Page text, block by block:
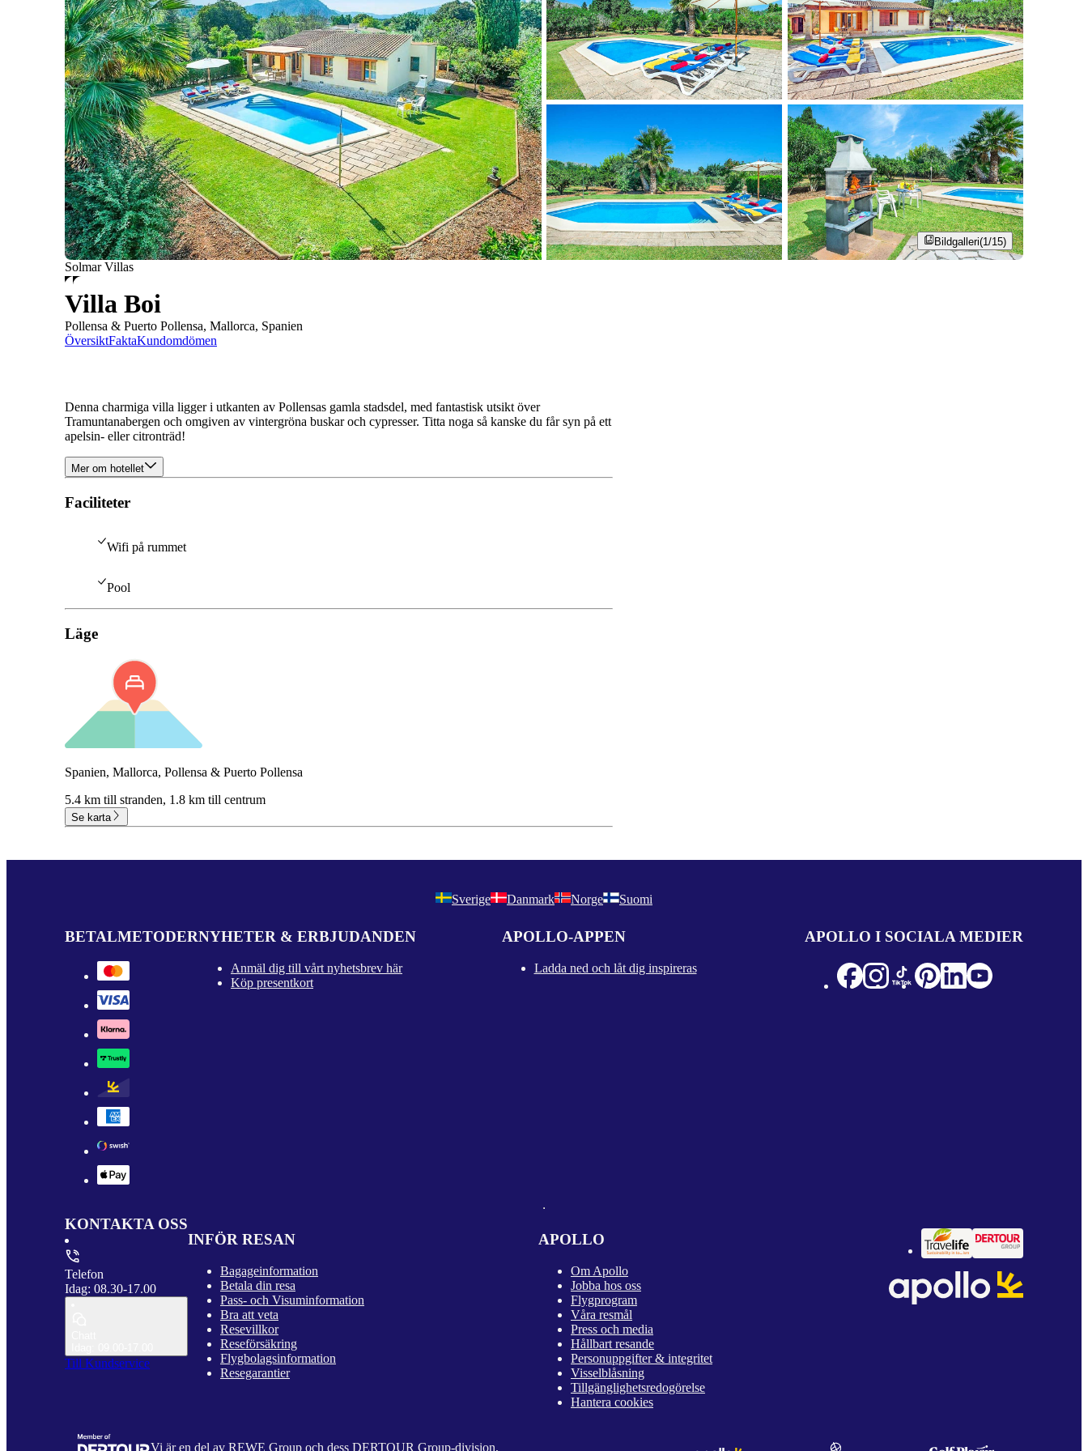
Bildgalleri(1/15)
Solmar Villas
Villa Boi
Pollensa & Puerto Pollensa, Mallorca, Spanien
ÖversiktFaktaKundomdömen
Denna charmiga villa ligger i utkanten av Pollensas gamla stadsdel, med fantastisk utsikt över
Tramuntanabergen och omgiven av vintergröna buskar och cypresser. Titta noga så kanske du får syn på ett
apelsin- eller citronträd!
Mer om hotellet
Faciliteter
Wifi på rummet
Pool
Läge
Spanien, Mallorca, Pollensa & Puerto Pollensa
5.4 km till stranden, 1.8 km till centrum
Se karta
Sverige Danmark Norge Suomi
BETALMETODERNYHETER & ERBJUDANDEN
Anmäl dig till vårt nyhetsbrev här
Köp presentkort
APOLLO-APPEN
Ladda ned och låt dig inspireras
APOLLO I SOCIALA MEDIER
KONTAKTA OSS
Telefon
Idag: 08.30-17.00
Till Kundservice
INFÖR RESAN
Bagageinformation
Betala din resa
Pass- och Visuminformation
Bra att veta
Resevillkor
Reseförsäkring
Flygbolagsinformation
Resegarantier
APOLLO
Om Apollo
Jobba hos oss
Flygprogram
Våra resmål
Press och media
Hållbart resande
Personuppgifter & integritet
Visselblåsning
Tillgänglighetsredogörelse
Hantera cookies
Vi är en del av REWE Group och dess DERTOUR Group-division,